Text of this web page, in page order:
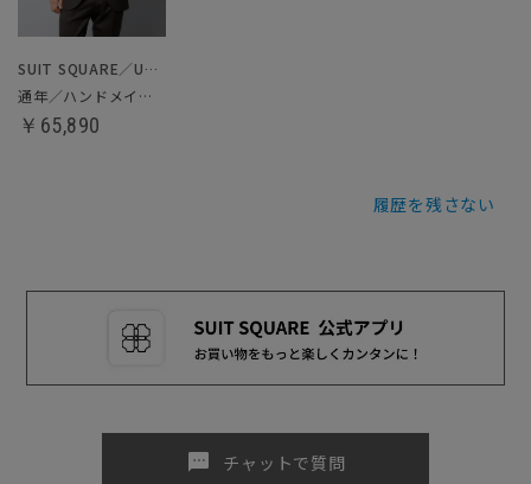
SUIT SQUARE／UNIVERSAL LANGUAGE
通年／ハンドメイドスーツ
￥65,890
履歴を残さない
sms チャットで質問